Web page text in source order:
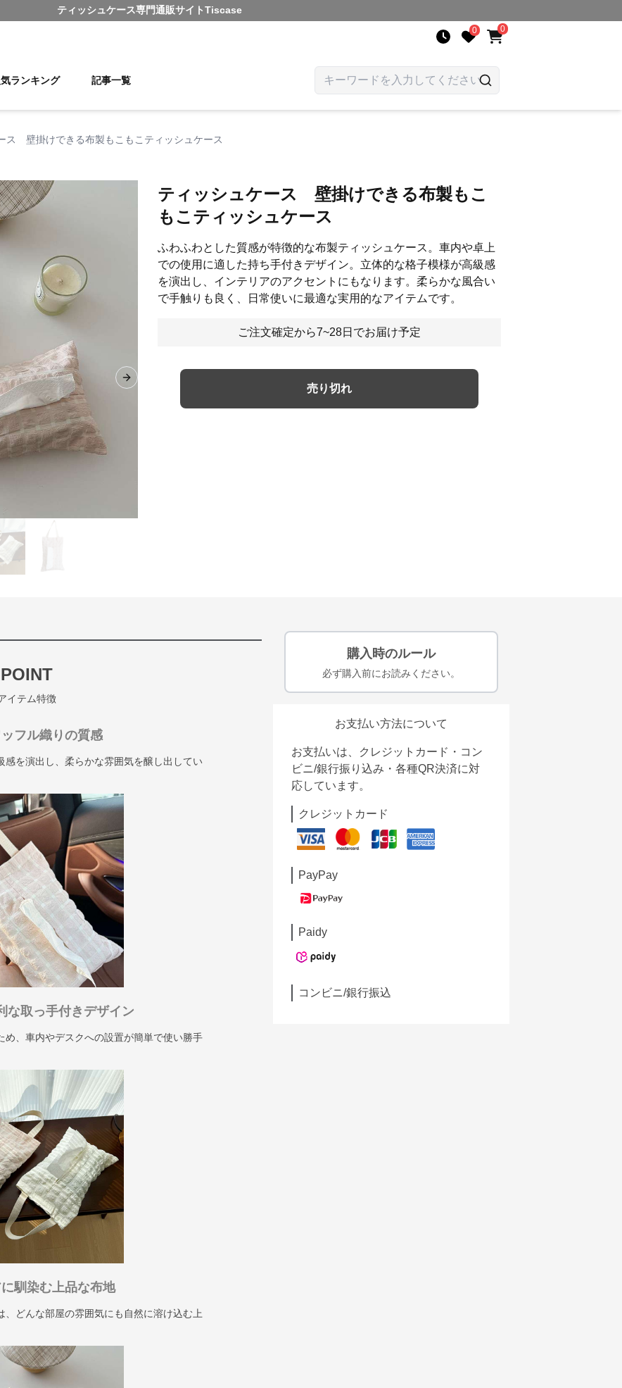
ティッシュケース専門通販サイトTiscase
0 0
気ランキング 記事一覧
ス 壁掛けできる布製もこもこティッシュケース
Next slide
ティッシュケース 壁掛けできる布製もこ
もこティッシュケース
ふわふわとした質感が特徴的な布製ティッシュケース。車内や卓上
での使用に適した持ち手付きデザイン。立体的な格子模様が高級感
を演出し、インテリアのアクセントにもなります。柔らかな風合い
で手触りも良く、日常使いに最適な実用的なアイテムです。
ご注文確定から7~28日でお届け予定
売り切れ
POINT
イテム特徴
フル織りの質感
感を演出し、柔らかな雰囲気を醸し出してい
な取っ手付きデザイン
め、車内やデスクへの設置が簡単で使い勝手
馴染む上品な布地
どんな部屋の雰囲気にも自然に溶け込む上
購入時のルール
必ず購入前にお読みください。
お支払い方法について
お支払いは、クレジットカード・コン
ビニ/銀行振り込み・各種QR決済に対
応しています。
クレジットカード
PayPay
Paidy
コンビニ/銀行振込